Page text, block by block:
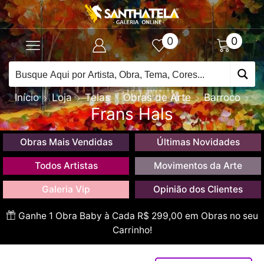
0 0
Início Loja Telas Obras de Arte Barroco
Frans Hals
Obras Mais Vendidas Últimas Novidades
Todos Artistas Movimentos da Arte
Galeria Vip Opinião dos Clientes
Ganhe 1 Obra Baby à Cada R$ 299,00 em Obras no seu
Carrinho!